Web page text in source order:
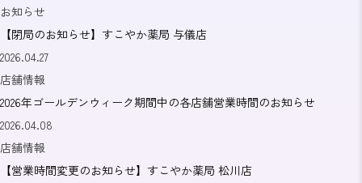
お知らせ
【閉局のお知らせ】すこやか薬局 与儀店
2026.04.27
店舗情報
2026年ゴールデンウィーク期間中の各店舗営業時間のお知らせ
2026.04.08
店舗情報
【営業時間変更のお知らせ】すこやか薬局 松川店